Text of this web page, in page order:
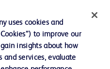
uses cookies and
to improve our
insights about how
services, evaluate